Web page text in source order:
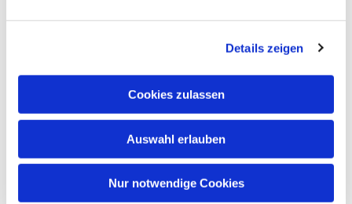
Details zeigen
Cookies zulassen
Auswahl erlauben
Nur notwendige Cookies